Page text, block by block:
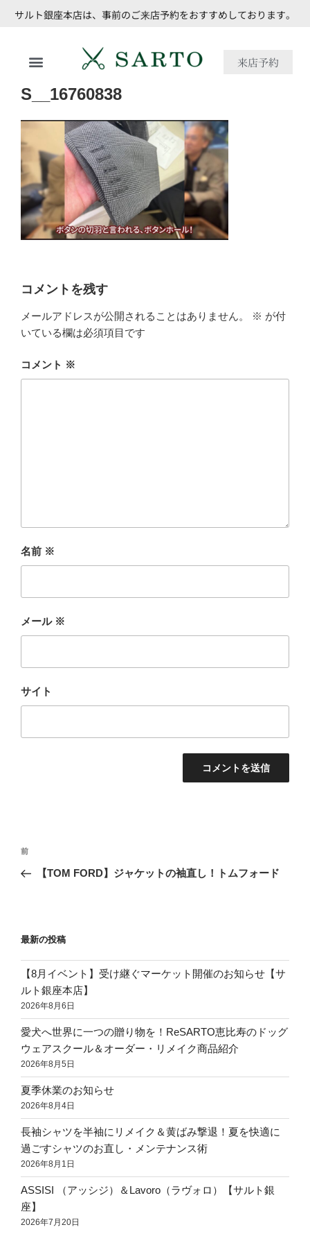
サルト銀座本店は、事前のご来店予約をおすすめしております。
来店予約
S__16760838
コメントを残す
メールアドレスが公開されることはありません。 ※ が付
いている欄は必須項目です
コメント ※
名前 ※
メール ※
サイト
前
【TOM FORD】ジャケットの袖直し！トムフォード
最新の投稿
【8月イベント】受け継ぐマーケット開催のお知らせ【サ
ルト銀座本店】
2026年8月6日
愛犬へ世界に一つの贈り物を！ReSARTO恵比寿のドッグ
ウェアスクール＆オーダー・リメイク商品紹介
2026年8月5日
夏季休業のお知らせ
2026年8月4日
長袖シャツを半袖にリメイク＆黄ばみ撃退！夏を快適に
過ごすシャツのお直し・メンテナンス術
2026年8月1日
ASSISI （アッシジ）＆Lavoro（ラヴォロ）【サルト銀
座】
2026年7月20日